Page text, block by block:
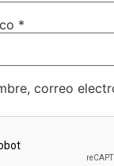
*
correo